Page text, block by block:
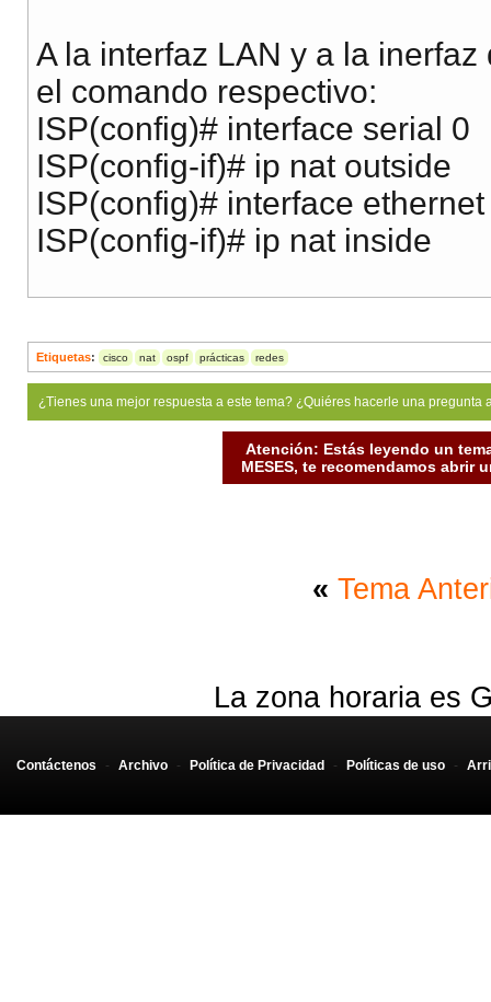
A la interfaz LAN y a la
el comando respectivo:
ISP(config)# interface serial 0
ISP(config-if)# ip nat outside
ISP(config)# interface
ISP(config-if)# ip nat inside
Etiquetas: cisco nat ospf prácticas redes
¿Tienes una mejor respuesta a este tema? ¿Quiéres hacerle una
Atención: Estás leyendo un
MESES, te recomendamos abrir
« Tema
La zona horaria es
Contáctenos - Archivo - Política de Privacidad - Políticas de uso -